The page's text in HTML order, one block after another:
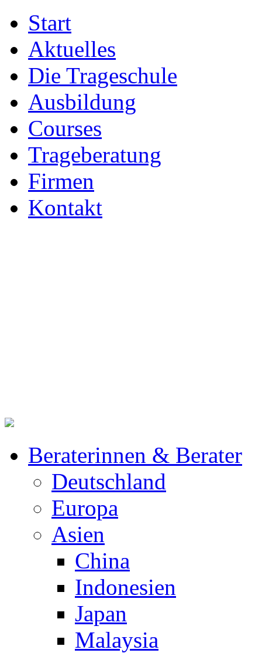
Start
Aktuelles
Die Trageschule
Ausbildung
Courses
Trageberatung
Firmen
Kontakt
Beraterinnen & Berater
Deutschland
Europa
Asien
China
Indonesien
Japan
Malaysia